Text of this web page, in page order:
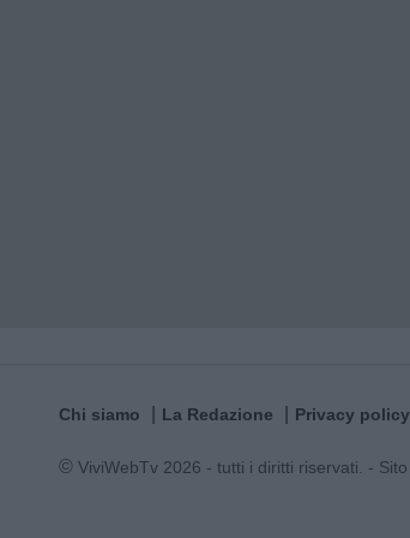
Chi siamo La Redazione Privacy policy
© ViviWebTv 2026 - tutti i diritti riservati. -